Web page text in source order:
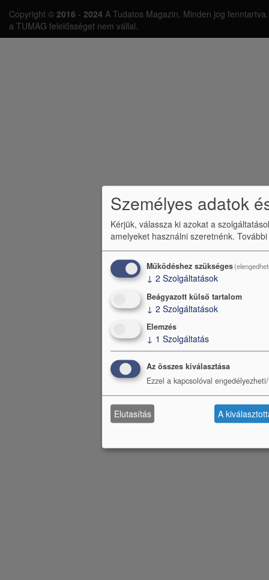
L
á
Copyright © 2016 - 2024 A Tudatos Magazin. Minden jog
a TUMAG felelősséget nem vállal.
Személyes adatok
Kérjük, válassza ki azokat a
amelyeket használni szeretnénk.
Működéshez szükséges
↓ 2 Szolgáltatások
Beágyazott külső tartalom
↓ 2 Szolgáltatások
Elemzés
↓ 1 Szolgáltatás
Az összes kiválasztása
Ezzel a kapcsolóval
Elutasítás A